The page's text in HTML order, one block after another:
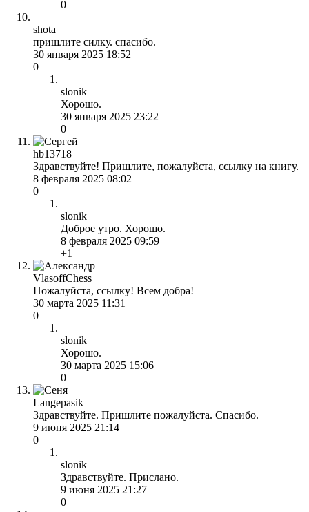
0
shota
пришлите силку. спасибо.
30 января 2025 18:52
0
slonik
Хорошо.
30 января 2025 23:22
0
hb13718
Здравствуйте! Пришлите, пожалуйста, ссылку на книгу.
8 февраля 2025 08:02
0
slonik
Доброе утро. Хорошо.
8 февраля 2025 09:59
+1
VlasoffChess
Пожалуйста, ссылку! Всем добра!
30 марта 2025 11:31
0
slonik
Хорошо.
30 марта 2025 15:06
0
Langepasik
Здравствуйте. Пришлите пожалуйста. Спасибо.
9 июня 2025 21:14
0
slonik
Здравствуйте. Прислано.
9 июня 2025 21:27
0